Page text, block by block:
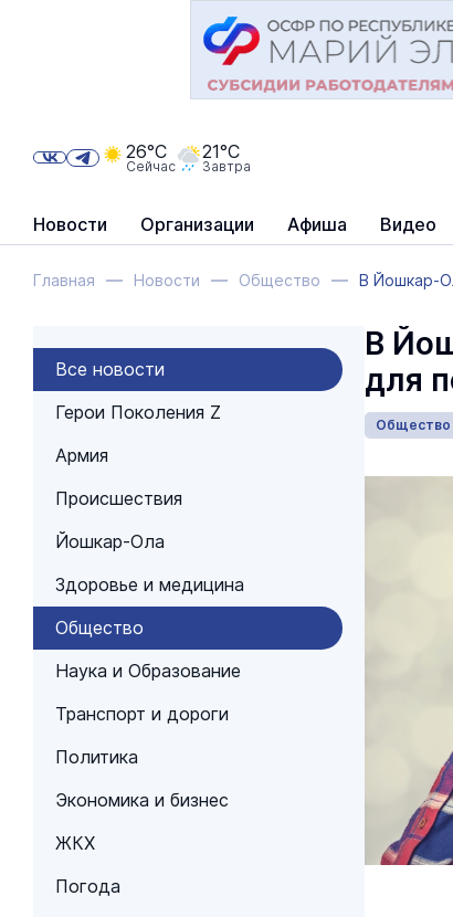
Новости Организации Афиша Видео
26°C
Сейчас
21°C
Завтра
Главная Новости Общество В Йошкар-
Все новости
Герои Поколения Z
Армия
Происшествия
Йошкар-Ола
Здоровье и медицина
Общество
Наука и Образование
Транспорт и дороги
Политика
Экономика и бизнес
ЖКХ
Погода
В
для
Общество